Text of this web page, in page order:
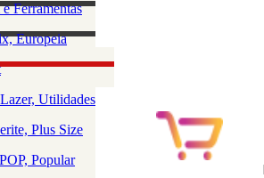
Masculino
e
Ferramentas
da Casa
Saúde
Europeia
Lingerie
Utilidades
Plus Size
Popular